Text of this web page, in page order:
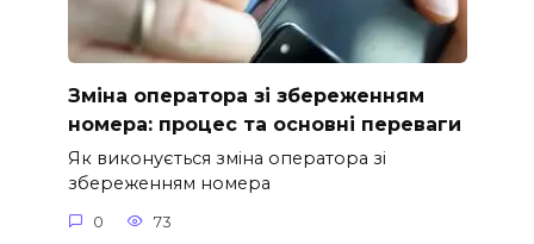
Зміна оператора зі збереженням
номера: процес та основні переваги
Як виконується зміна оператора зі
збереженням номера
0 73